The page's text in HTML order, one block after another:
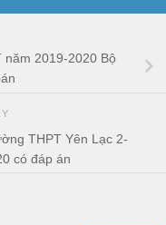
năm 2019-2020 Bộ
THPT Yên Lạc 2-
có đáp án